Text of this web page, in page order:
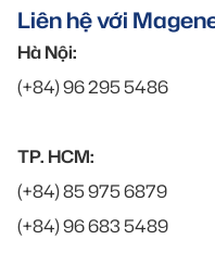
Liên hệ với
Hà Nội:
(+84) 96 295 5486
TP. HCM:
(+84) 85 975 6879
(+84) 96 683 5489